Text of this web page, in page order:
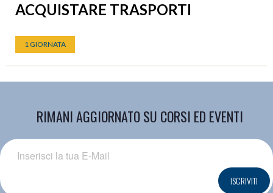
ACQUISTARE TRASPORTI
1 GIORNATA
RIMANI AGGIORNATO SU CORSI ED EVENTI
ISCRIVITI